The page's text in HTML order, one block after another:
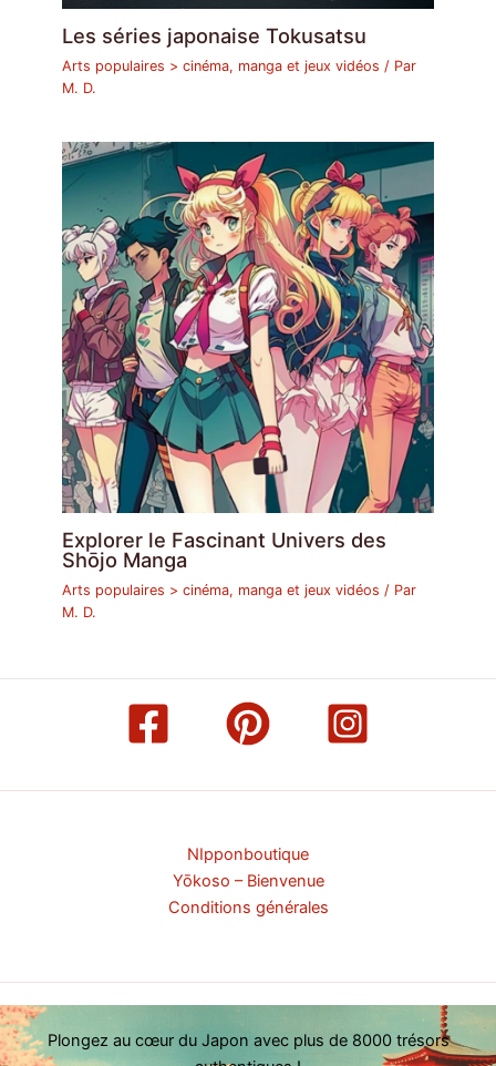
Les séries japonaise Tokusatsu
Arts populaires > cinéma, manga et jeux vidéos / Par
M. D.
Explorer le Fascinant Univers des
Shōjo Manga
Arts populaires > cinéma, manga et jeux vidéos / Par
M. D.
NIpponboutique
Yōkoso – Bienvenue
Conditions générales
Plongez au cœur du Japon avec plus de 8000 trésors